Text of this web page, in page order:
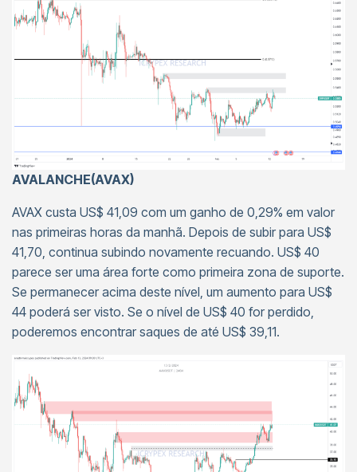
AVALANCHE(AVAX)
AVAX custa US$ 41,09 com um ganho de 0,29% em valor
nas primeiras horas da manhã. Depois de subir para US$
41,70, continua subindo novamente recuando. US$ 40
parece ser uma área forte como primeira zona de suporte.
Se permanecer acima deste nível, um aumento para US$
44 poderá ser visto. Se o nível de US$ 40 for perdido,
poderemos encontrar saques de até US$ 39,11.